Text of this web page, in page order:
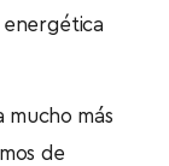
mucho más
de